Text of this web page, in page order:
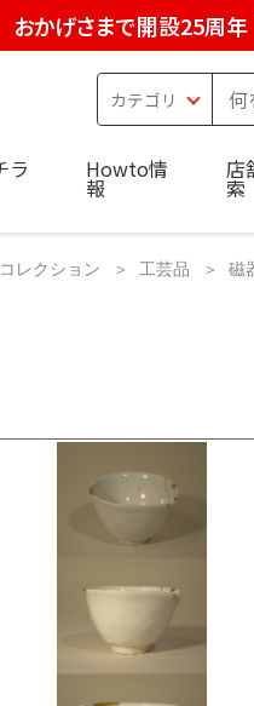
おかげさまで開設25周年
ラ Howto情
報
店
索
レクション 工芸品 磁